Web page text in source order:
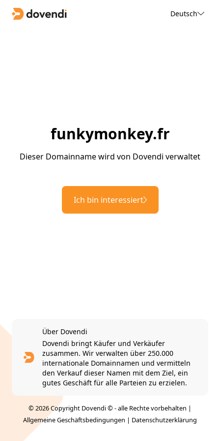
Deutsch
funkymonkey.fr
Dieser Domainname wird von Dovendi verwaltet
Ich bin interessiert
Über Dovendi
Dovendi bringt Käufer und Verkäufer
zusammen. Wir verwalten über 250.000
internationale Domainnamen und vermitteln
den Verkauf dieser Namen mit dem Ziel, ein
gutes Geschäft für alle Parteien zu erzielen.
© 2026 Copyright Dovendi © - alle Rechte vorbehalten |
Allgemeine Geschäftsbedingungen | Datenschutzerklärung